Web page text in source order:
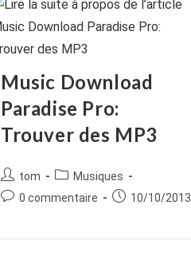
Music Download
Paradise Pro:
Trouver des MP3
Auteur/autrice
de
tom
Post
category:
Musiques
Commentaires
0 commentaire
Publication
10/10/2013